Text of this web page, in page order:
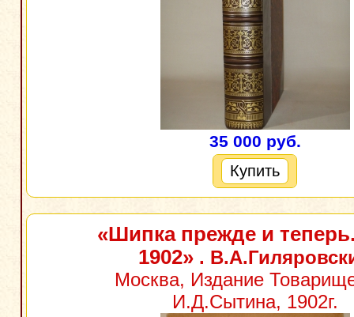
35 000 руб.
Купить
«Шипка прежде и
1902» .
Москва, Издание
И.Д.Сытина, 1902г.